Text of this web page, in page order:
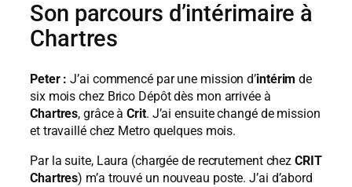
Son parcours d’intérimaire à
Chartres
Peter : J’ai commencé par une mission d’intérim de
six mois chez Brico Dépôt dès mon arrivée à
Chartres, grâce àCrit. J’ai ensuite changé de mission
et travaillé chez Metro quelques mois.
Par la suite, Laura (chargée de recrutement chezCRIT
Chartres) m’a trouvé un nouveau poste. J’ai d’abord